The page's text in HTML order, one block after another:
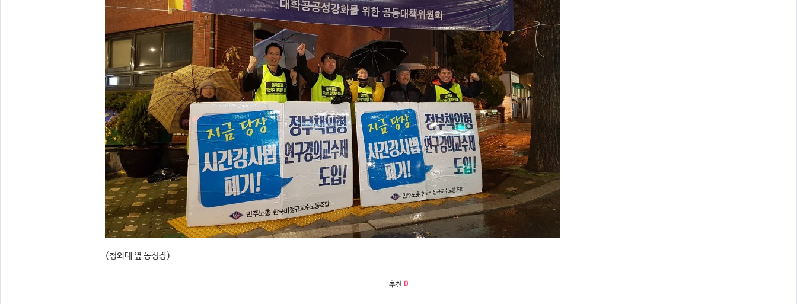
(청와대 옆 농성장)
추천 0